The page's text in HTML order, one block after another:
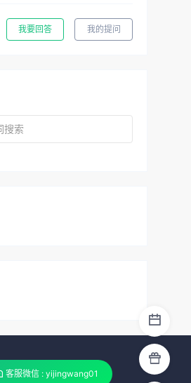
我要回答 我的提问
客服微信 : yijingwang01